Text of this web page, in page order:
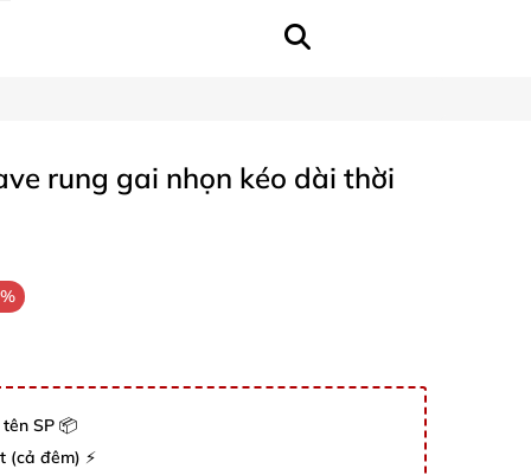
rung gai nhọn kéo dài thời
SP 📦
(cả đêm) ⚡